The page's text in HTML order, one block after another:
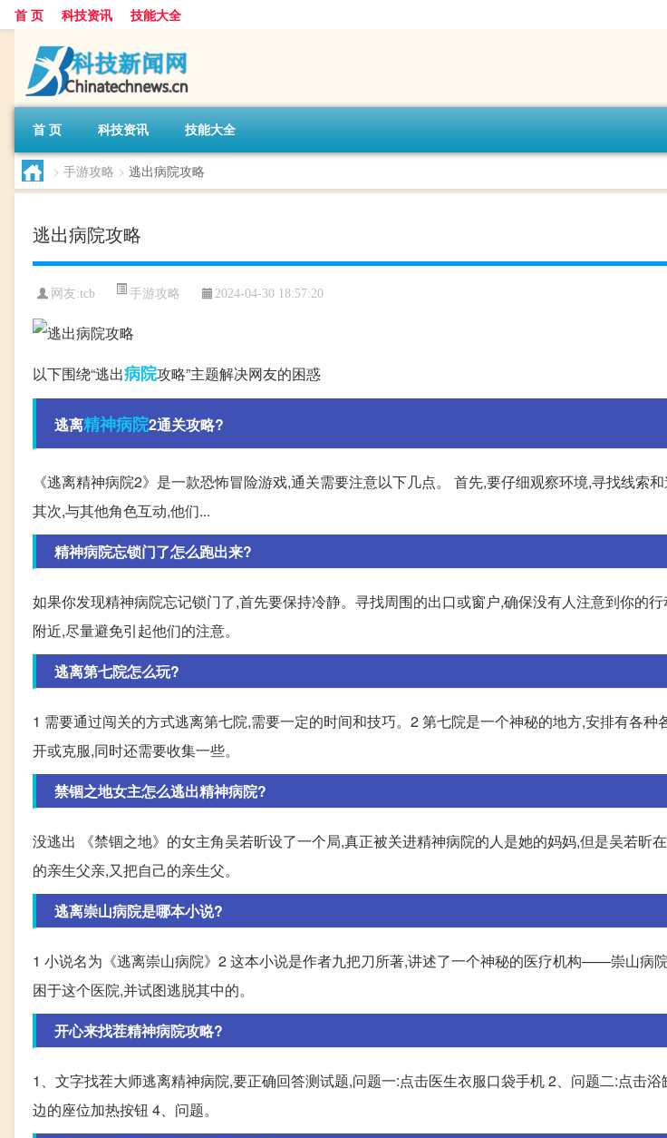
首 页 科技资讯 技能大全
首 页 科技资讯 技能大全
> 手游攻略 > 逃出病院攻略
逃出病院攻略
网友:tcb 手游攻略 2024-04-30 18:57:20
以下围绕“逃出病院攻略”主题解决网友的困惑
逃离精神病院2通关攻略?
《逃离精神病院2》是一款恐怖冒险游戏,通关需要注意以下几点。 首先,要仔细观察环境,寻找线索
其次,与其他角色互动,他们...
精神病院忘锁门了怎么跑出来?
如果你发现精神病院忘记锁门了,首先要保持冷静。寻找周围的出口或窗户,确保没有人注意到你的
附近,尽量避免引起他们的注意。
逃离第七院怎么玩?
1 需要通过闯关的方式逃离第七院,需要一定的时间和技巧。2 第七院是一个神秘的地方,安排有各种
开或克服,同时还需要收集一些。
禁锢之地女主怎么逃出精神病院?
没逃出 《禁锢之地》的女主角吴若昕设了一个局,真正被关进精神病院的人是她的妈妈,但是吴若昕
的亲生父亲,又把自己的亲生父。
逃离崇山病院是哪本小说?
1 小说名为《逃离崇山病院》2 这本小说是作者九把刀所著,讲述了一个神秘的医疗机构——崇山病
困于这个医院,并试图逃脱其中的。
开心来找茬精神病院攻略?
1、文字找茬大师逃离精神病院,要正确回答测试题,问题一:点击医生衣服口袋手机 2、问题二:点击
边的座位加热按钮 4、问题。